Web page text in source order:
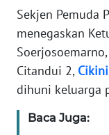
Sekjen Pemuda
menegaskan
Citandui 2, Cikini
dihuni keluarga
Baca Juga:
BERITA
KONTAK
KAMI
INFO
IKLAN